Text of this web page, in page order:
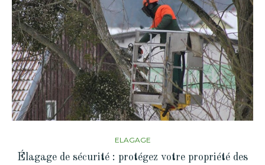
ELAGAGE
Élagage de sécurité : protégez votre propriété des